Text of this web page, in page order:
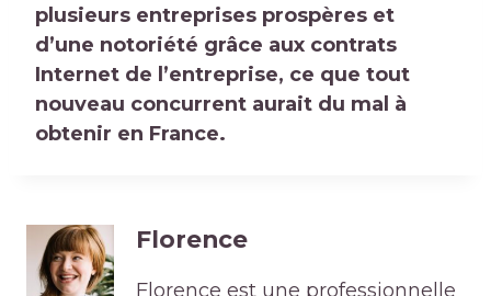
plusieurs entreprises prospères et
d’une notoriété grâce aux contrats
Internet de l’entreprise, ce que tout
nouveau concurrent aurait du mal à
obtenir en France.
Florence
Florence est une professionnelle